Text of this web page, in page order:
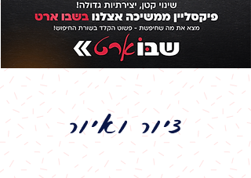
ציור ואיור